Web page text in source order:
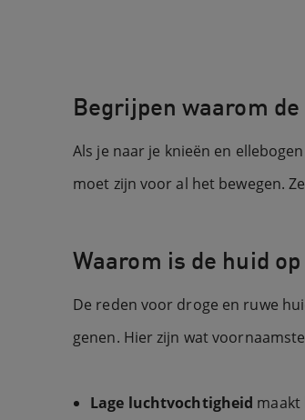
Begrijpen waarom
Als je naar je knieën en
moet zijn voor al het bewegen.
Waarom is de huid
De reden voor droge en ruwe
genen. Hier zijn wat
Lage luchtvochtigheid maakt